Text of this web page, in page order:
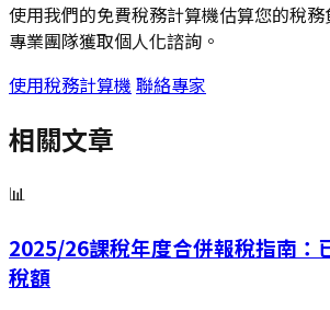
使用我們的免費稅務計算機估算您的稅
專業團隊獲取個人化諮詢。
使用稅務計算機 聯絡專家
相關文章
📊
2025/26課稅年度合併報稅指南：
稅額